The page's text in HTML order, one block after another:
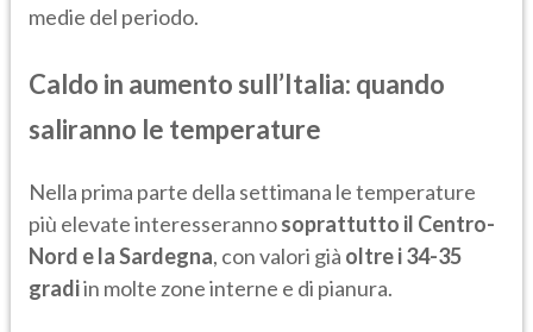
medie del periodo.
Caldo in aumento sull’Italia: quando
saliranno le temperature
Nella prima parte della settimana le temperature
più elevate interesserannosoprattutto il Centro-
Nord e la Sardegna, con valori già oltre i 34-35
gradiin molte zone interne e di pianura.